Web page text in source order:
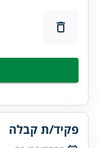
פקיד/ת קבלה